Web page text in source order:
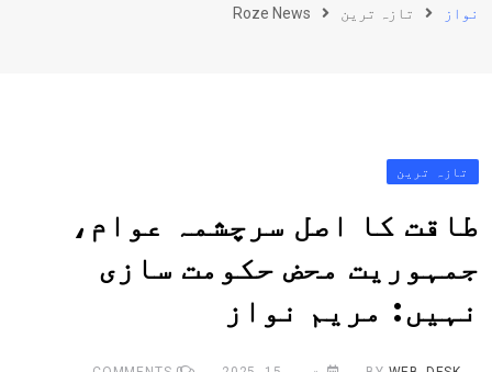
کھیل
نواز تازہ ترین Roze News
تازہ ترین
طاقت کا اصل سرچشمہ عوام،
جمہوریت محض حکومت سازی
نہیں: مریم نواز